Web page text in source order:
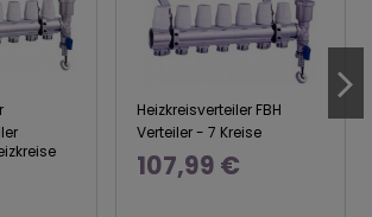
Heizkreisverteiler FBH
Verteiler - 7 Kreise
107,99 €